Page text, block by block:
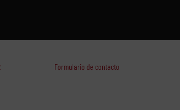
Formulario de contacto